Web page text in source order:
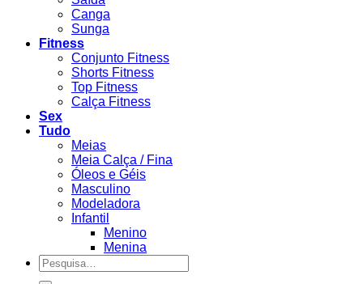
Canga
Sunga
Fitness
Conjunto Fitness
Shorts Fitness
Top Fitness
Calça Fitness
Sex
Tudo
Meias
Meia Calça / Fina
Óleos e Géis
Masculino
Modeladora
Infantil
Menino
Menina
Pesquisar
por: